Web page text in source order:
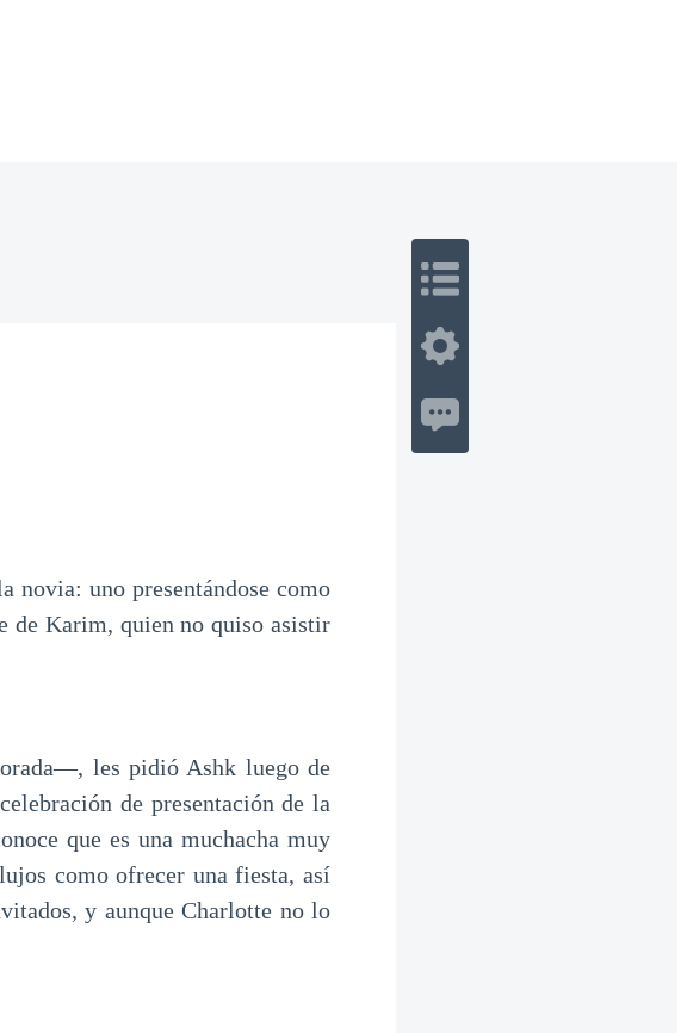
novia: uno presentándose como
de Karim, quien no quiso asistir
les pidió Ashk luego de
de presentación de la
que es una muchacha muy
como ofrecer una fiesta, así
y aunque Charlotte no lo